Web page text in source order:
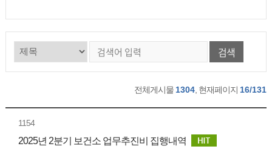
검색
전체게시물 1304 , 현재페이지 16/131
1154
2025년 2분기 보건소 업무추진비 집행내역